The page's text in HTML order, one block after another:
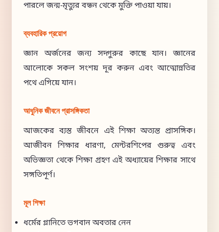
পারলে জন্ম-মৃত্যুর বন্ধন থেকে মুক্তি পাওয়া যায়।
ব্যবহারিক প্রয়োগ
জ্ঞান অর্জনের জন্য সদ্গুরুর কাছে যান। জ্ঞানের
আলোকে সকল সংশয় দূর করুন এবং আত্মোন্নতির
পথে এগিয়ে যান।
আধুনিক জীবনে প্রাসঙ্গিকতা
আজকের ব্যস্ত জীবনে এই শিক্ষা অত্যন্ত প্রাসঙ্গিক।
আজীবন শিক্ষার ধারণা, মেন্টরশিপের গুরুত্ব এবং
অভিজ্ঞতা থেকে শিক্ষা গ্রহণ এই অধ্যায়ের শিক্ষার সাথে
সঙ্গতিপূর্ণ।
মূল শিক্ষা
ধর্মের গ্লানিতে ভগবান অবতার নেন